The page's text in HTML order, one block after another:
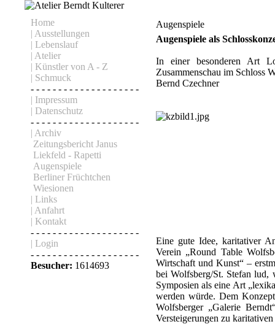
Home
| Ausstellungen
| Lebenslauf
| Atelier
| Künstler von A - Z
| Schmuck
- - - - - - - - - - - - - - - - - - - -
| Impressum
| Datenschutz
- - - - - - - - - - - - - - - - - - - -
| Archiv
Zeitungsbericht Janus
Liekfeld - Rapetti
Augenspiele
Berliner Früchtchen
Wiesionen
| Links
| Anfahrt
| Kontakt
- - - - - - - - - - - - - - - - - - - -
| Login
- - - - - - - - - - - - - - - - - - - -
Besucher: 1614693
Augenspiele
Augenspiele als
In einer besonderen Art
Zusammenschau im Schloss
Bernd Czechner
Eine gute Idee, karitativer
Verein „Round Table
Wirtschaft und Kunst“ –
bei Wolfsberg/St. Stefan lud,
Symposien als eine Art
werden würde. Dem
Wolfsberger „Galerie
Versteigerungen zu